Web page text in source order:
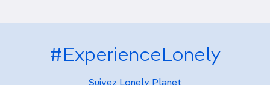
#ExperienceLonely